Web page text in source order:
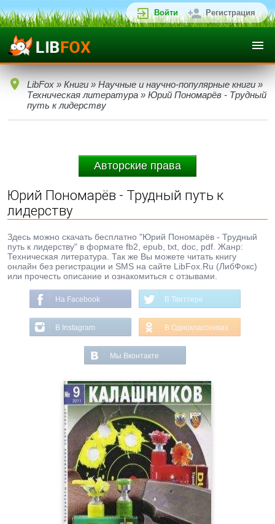
Войти Регистрация
LibFox » Книги » Научные и научно-популярные книги »
Техническая литература » Юрий Пономарёв - Трудный
путь к лидерству
Авторские права
Юрий Пономарёв - Трудный путь к
лидерству
Здесь можно скачать бесплатно "Юрий Пономарёв - Трудный
путь к лидерству" в формате fb2, epub, txt, doc, pdf. Жанр:
Техническая литература. Так же Вы можете читать книгу
онлайн без регистрации и SMS на сайте LibFox.Ru (ЛибФокс)
или прочесть описание и ознакомиться с отзывами.
На Facebook В Твиттере
В Instagram В Одноклассниках
Мы Вконтакте